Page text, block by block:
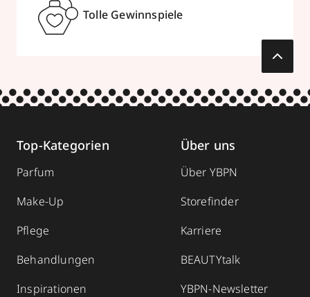
Tolle Gewinnspiele
Top-Kategorien
Parfum
Make-Up
Pflege
Behandlungen
Inspirationen
Über uns
Über YBPN
Storefinder
Karriere
BEAUTYtalk
YBPN-Newsletter